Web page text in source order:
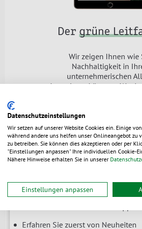
Newsletter
Erfahren Sie zuerst von Neuheiten
Der grüne
Wir zeigen Ihnen wie
Nachhaltigkeit in
unternehmerischen
integrieren können -
unserem kostenlosen E-
Datenschutzeinstellungen
Wir setzen auf unserer Website Cookies ein. Einige
während andere uns helfen unser Onlineangebot zu
zu betreiben. Sie können dies akzeptieren oder per
"Einstellungen anpassen" Ihre individuellen Cookie-
Nähere Hinweise erhalten Sie in unserer
Einstellungen anpassen